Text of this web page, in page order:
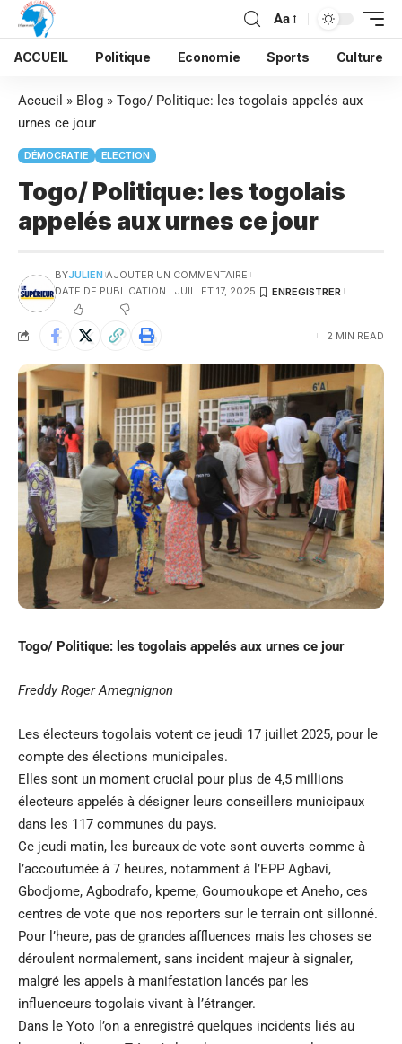
Aa
ACCUEIL Politique Economie Sports Culture
Accueil » Blog » Togo/ Politique: les togolais appelés aux
urnes ce jour
DÉMOCRATIE ELECTION
Togo/ Politique: les togolais
appelés aux urnes ce jour
BYJULIEN AJOUTER UN COMMENTAIRE
DATE DE PUBLICATION : JUILLET 17, 2025
2 MIN READ
Togo/ Politique: les togolais appelés aux urnes ce jour
Freddy Roger Amegnignon
Les électeurs togolais votent ce jeudi 17 juillet 2025, pour le
compte des élections municipales.
Elles sont un moment crucial pour plus de 4,5 millions
électeurs appelés à désigner leurs conseillers municipaux
dans les 117 communes du pays.
Ce jeudi matin, les bureaux de vote sont ouverts comme à
l’accoutumée à 7 heures, notamment à l’EPP Agbavi,
Gbodjome, Agbodrafo, kpeme, Goumoukope et Aneho, ces
centres de vote que nos reporters sur le terrain ont sillonné.
Pour l’heure, pas de grandes affluences mais les choses se
déroulent normalement, sans incident majeur à signaler,
malgré les appels à manifestation lancés par les
influenceurs togolais vivant à l’étranger.
Dans le Yoto l’on a enregistré quelques incidents liés au